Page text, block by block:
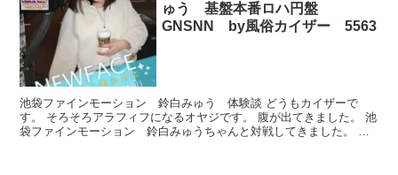
ゅう 基盤本番ロハ円盤
GNSNN by風俗カイザー 5563
池袋ファインモーション 鈴白みゅう 体験談 どうもカイザーで
す。 そろそろアラフィフになるオヤジです。 腹が出てきました。 池
袋ファインモーション 鈴白みゅうちゃんと対戦してきました。 池